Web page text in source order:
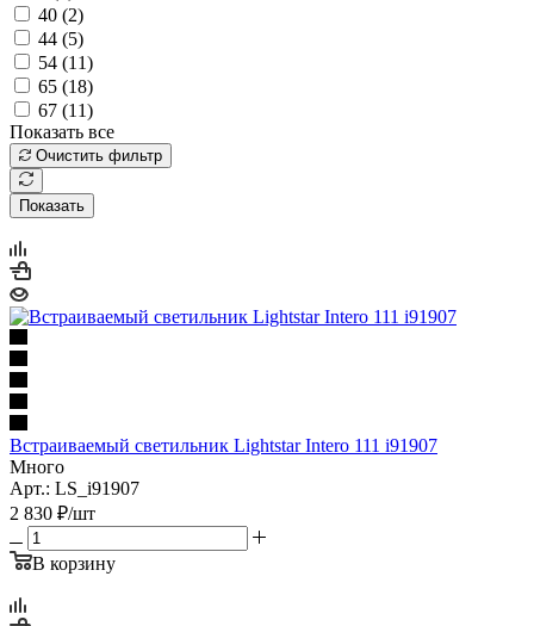
40 (2)
44 (5)
54 (11)
65 (18)
67 (11)
Показать все
Очистить фильтр
Показать
Встраиваемый светильник Lightstar Intero 111 i91907
Много
Арт.: LS_i91907
2 830 ₽/шт
В корзину